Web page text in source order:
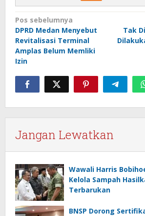
Navigasi
pos
Pos sebelumnya
DPRD Medan Menyebut
Revitalisasi Terminal
Amplas Belum Memliki
Izin
Tak
Jangan Lewatkan
Wawali Harris
Kelola Sampah
Terbarukan
BNSP Dorong